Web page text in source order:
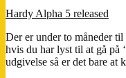
Hardy Alpha 5 released
Der er under to måneder
hvis du har lyst til at gå på
udgivelse så er det bare at